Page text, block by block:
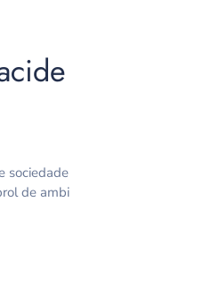
sociedade
de ambi